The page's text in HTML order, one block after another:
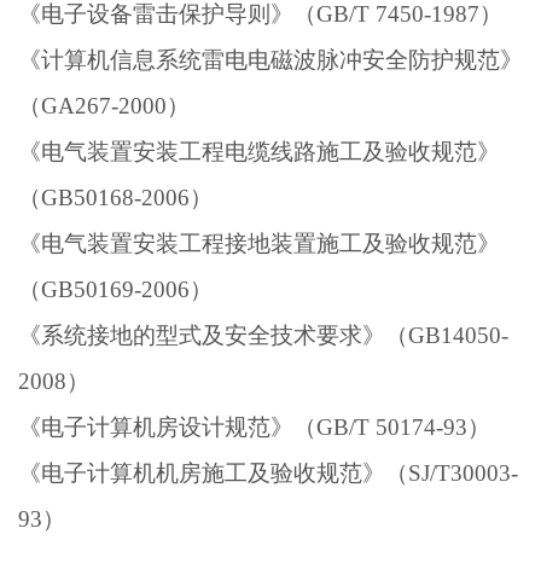
《电子设备雷击保护导则》（GB/T 7450-1987）
《计算机信息系统雷电电磁波脉冲安全防护规范》
（GA267-2000）
《电气装置安装工程电缆线路施工及验收规范》
（GB50168-2006）
《电气装置安装工程接地装置施工及验收规范》
（GB50169-2006）
《系统接地的型式及安全技术要求》（GB14050-
2008）
《电子计算机房设计规范》（GB/T 50174-93）
《电子计算机机房施工及验收规范》（SJ/T30003-
93）